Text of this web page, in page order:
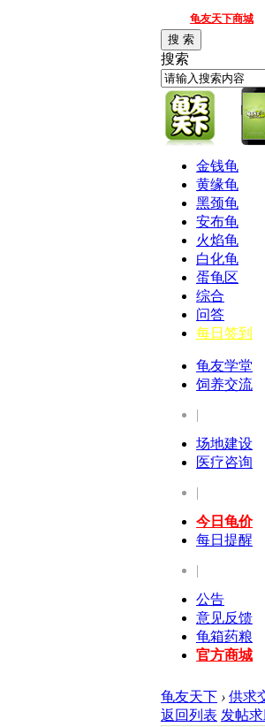
龟友天下商城
搜 索
搜索
金钱龟
黄缘龟
黑颈龟
安布龟
火焰龟
白化龟
蛋龟区
综合
问答
每日签到
龟友学堂
饲养交流
|
场地建设
医疗咨询
|
今日龟价
每日提醒
|
公告
意见反馈
龟箱药粮
官方商城
龟友天下 › 供求
返回列表 发帖